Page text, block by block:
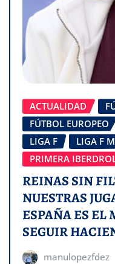
ACTUALIDAD
FÚTBOL EUROPEO
LIGA F
LIGA F
PRIMERA
REINAS SIN
NUESTRAS
ESPAÑA ES EL
SEGUIR
manulopezfdez